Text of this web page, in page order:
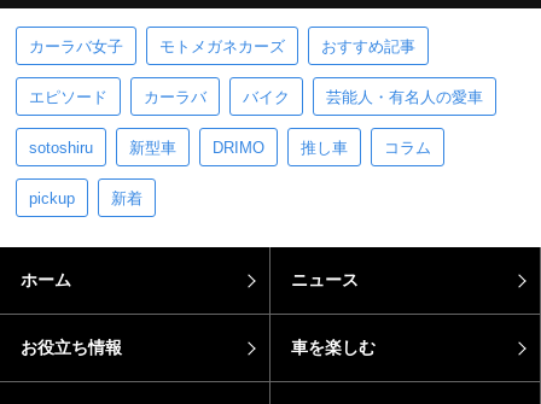
カーラバ女子 モトメガネカーズ おすすめ記事
エピソード カーラバ バイク 芸能人・有名人の愛車
sotoshiru 新型車 DRIMO 推し車 コラム
pickup 新着
ホーム ニュース
お役立ち情報 車を楽しむ